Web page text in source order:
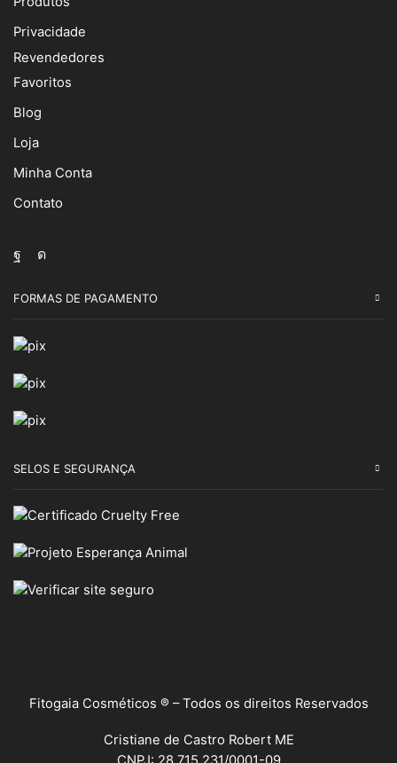
Privacidade
Revendedores
Favoritos
Blog
Loja
Minha Conta
Contato
Facebook
Instagram
FORMAS DE PAGAMENTO
SELOS E SEGURANÇA
Fitogaia Cosméticos ® – Todos os direitos Reservados
Cristiane de Castro Robert ME